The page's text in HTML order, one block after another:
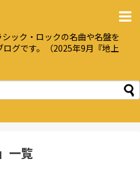
ック・ロックの名曲や名盤を
グです。（2025年9月『地上
一覧